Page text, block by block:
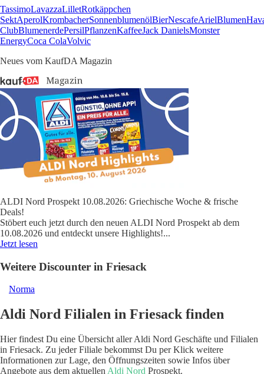
TassimoLavazzaLilletRotkäppchen
SektAperolKrombacherSonnenblumenölBierNescafeArielBlumen
ClubBlumenerdePersilPflanzenKaffeeJack DanielsMonster
EnergyCoca ColaVolvic
Neues vom KaufDA Magazin
ALDI Nord Prospekt 10.08.2026: Griechische Woche & frische
Deals!
Stöbert euch jetzt durch den neuen ALDI Nord Prospekt ab dem
10.08.2026 und entdeckt unsere Highlights!...
Jetzt lesen
Weitere Discounter in Friesack
Norma
Aldi Nord Filialen in Friesack finden
Hier findest Du eine Übersicht aller Aldi Nord Geschäfte und Filialen
in Friesack. Zu jeder Filiale bekommst Du per Klick weitere
Informationen zur Lage, den Öffnungszeiten sowie Infos über
Angebote aus dem aktuellen Aldi Nord Prospekt.